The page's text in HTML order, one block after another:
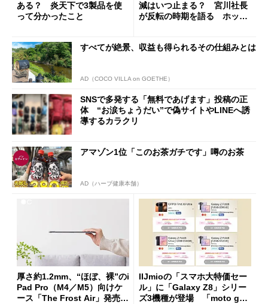
ある？ 炎天下で3製品を使
って分かったこと
減はいつ止まる？ 宮川社長
が反転の時期を語る ホッピ
すべてが絶景、収益も得られるその仕組みとは
AD（COCO VILLA on GOETHE）
SNSで多発する「無料であげます」投稿の正
体 “お涙ちょうだい”で偽サイトやLINEへ誘
導するカラクリ
アマゾン1位「このお茶ガチです」噂のお茶
AD（ハーブ健康本舗）
厚さ約1.2mm、“ほぼ、裸”のi
Pad Pro（M4／M5）向けケ
ース「The Frost Air」発売
IIJmioの「スマホ大特価セー
ル」に「Galaxy Z8」シリー
ズ3機種が登場 「moto g37